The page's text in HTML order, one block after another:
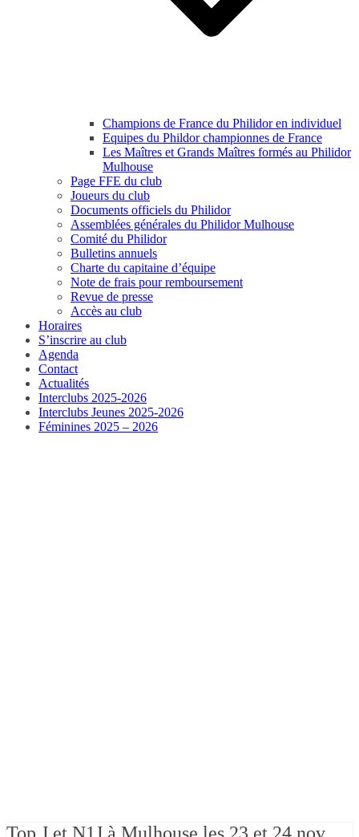
Champions de France du Philidor en individuel
Equipes du Phildor championnes de France
Les Maîtres et Grands Maîtres formés au Philidor
Mulhouse
Page FFE du club
Joueurs du club
Documents officiels du Philidor
Assemblées générales du Philidor Mulhouse
Comité du Philidor
Bulletins annuels
Charte du capitaine d’équipe
Note de frais pour remboursement
Revue de presse
Accès au club
Horaires
S’inscrire au club
Agenda
Contact
Actualités
Interclubs 2025-2026
Interclubs Jeunes 2025-2026
Féminines 2025 – 2026